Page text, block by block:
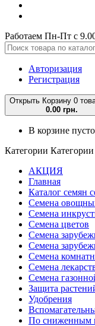
Работаем Пн-Пт с
Авторизация
Регистрация
Открыть Корзину 0
0.00 грн.
В корзине
Категории Категории
АКЦИЯ
Главная
Каталог семян
Семена
Семена
Семена цветов
Семена
Семена
Семена
Семена
Семена
Защита
Удобрения
По сниженным